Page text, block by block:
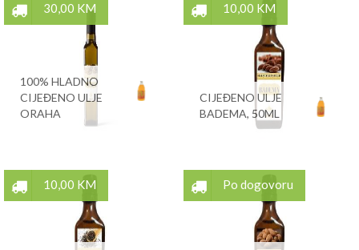
30,00 KM
100% HLADNO
CIJEĐENO ULJE
ORAHA
10,00 KM
CIJEĐENO ULJE
BADEMA, 50ML
10,00 KM Po dogovoru